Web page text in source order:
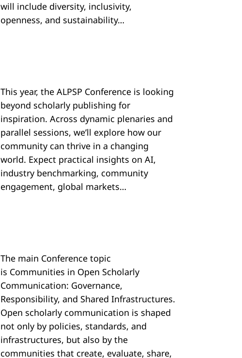
will include diversity, inclusivity,
openness, and sustainability…
This year, the ALPSP Conference is looking
beyond scholarly publishing for
inspiration. Across dynamic plenaries and
parallel sessions, we’ll explore how our
community can thrive in a changing
world. Expect practical insights on AI,
industry benchmarking, community
engagement, global markets…
The main Conference topic
is Communities in Open Scholarly
Communication: Governance,
Responsibility, and Shared Infrastructures.
Open scholarly communication is shaped
not only by policies, standards, and
infrastructures, but also by the
communities that create, evaluate, share,